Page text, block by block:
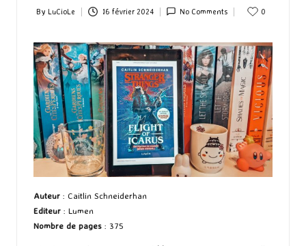
Posted
By LuCioLe 16 février 2024 No Comments 0
Auteur : Caitlin Schneiderhan
Editeur : Lumen
Nombre de pages : 375